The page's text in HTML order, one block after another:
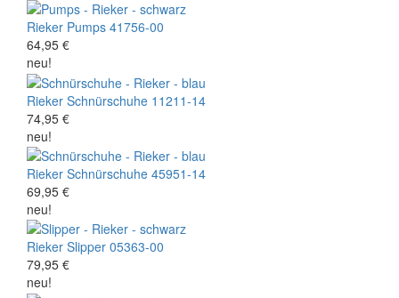
Rieker Pumps 41756-00
64,95 €
neu!
Rieker Schnürschuhe 11211-14
74,95 €
neu!
Rieker Schnürschuhe 45951-14
69,95 €
neu!
Rieker Slipper 05363-00
79,95 €
neu!